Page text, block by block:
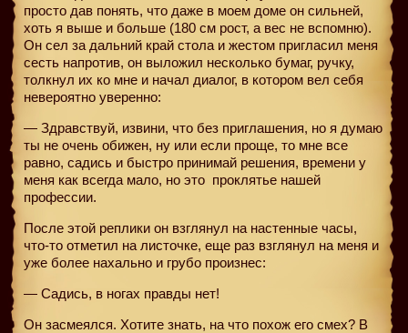
просто дав понять, что даже в моем доме он сильней,
хоть я выше и больше (180 см рост, а вес не вспомню).
Он сел за дальний край стола и жестом пригласил меня
сесть напротив, он выложил несколько бумаг, ручку,
толкнул их ко мне и начал диалог, в котором вел себя
невероятно уверенно:
— Здравствуй, извини, что без приглашения, но я думаю
ты не очень обижен, ну или если проще, то мне все
равно, садись и быстро принимай решения, времени у
меня как всегда мало, но это проклятье нашей
профессии.
После этой реплики он взглянул на настенные часы,
что-то отметил на листочке, еще раз взглянул на меня и
уже более нахально и грубо произнес:
— Садись, в ногах правды нет!
Он засмеялся. Хотите знать, на что похож его смех? В